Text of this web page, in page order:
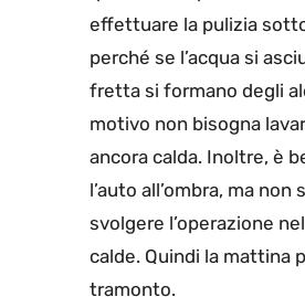
effettuare la pulizia
perché se l’acqua si
fretta si formano degli
motivo non bisogna
ancora calda. Inoltre, è
l’auto all’ombra, ma
svolgere l’operazione
calde. Quindi la mattina
tramonto.